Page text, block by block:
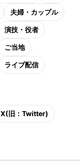
夫婦・カップル
演技・役者
ご当地
ライブ配信
X(旧：Twitter)